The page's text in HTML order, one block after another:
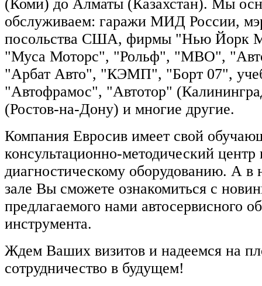
(Коми) до Алматы (Казахстан). Мы
обслуживаем: гаражи МИД России,
посольства США, фирмы "Нью Йорк
"Муса Моторс", "Рольф", "МВО",
"Арбат Авто", "КЭМП", "Борт 07",
"Автофрамос", "Автотор"
(Ростов-на-Дону) и многие другие.
Компания Евросив имеет свой
консультационно-методический центр
диагностическому оборудованию. А в
зале Вы сможете ознакомиться с
предлагаемого нами автосервисного
инструмента.
Ждем Ваших визитов и надеемся на
сотрудничество в будущем!